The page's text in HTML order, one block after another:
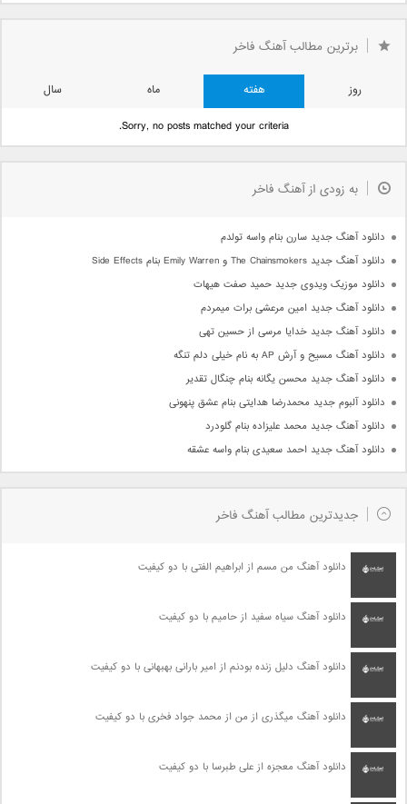
برترین مطالب آهنگ فاخر
روز هفته ماه
سال
Sorry, no posts matched your criteria.
به زودی از آهنگ فاخر
دانلود آهنگ جدید سارن بنام واسه تولدم
دانلود آهنگ جدید The Chainsmokers و Emily Warren بنام Side Effects
دانلود موزیک ویدوی جدید حمید صفت هیهات
دانلود آهنگ جدید امین مرعشی برات میمردم
دانلود آهنگ جدید خدایا مرسی از حسین تهی
دانلود آهنگ مسیح و آرش AP به نام خیلی دلم تنگه
دانلود آهنگ جدید محسن یگانه بنام چنگال تقدیر
دانلود آلبوم جدید محمدرضا هدایتی بنام عشق پنهونی
دانلود آهنگ جدید محمد علیزاده بنام گلودرد
دانلود آهنگ جدید احمد سعیدی بنام واسه عشقه
جدیدترین مطالب آهنگ فاخر
دانلود آهنگ من مسم از ابراهیم الفتی با دو کیفیت
دانلود آهنگ سیاه سفید از حامیم با دو کیفیت
دانلود آهنگ دلیل زنده بودنم از امیر بارانی بهبهانی با دو کیفیت
دانلود آهنگ میگذری از من از محمد جواد فخری با دو کیفیت
دانلود آهنگ معجزه از علی طبرسا با دو کیفیت